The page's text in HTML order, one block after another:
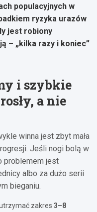
populacyjnych w
ryzyka urazów
jest robiony
– „kilka razy i koniec”
i szybkie
a nie
winna jest zbyt mała
Jeśli nogi bolą w
problemem jest
albo za dużo serii
bieganiu.
zakres 3–8